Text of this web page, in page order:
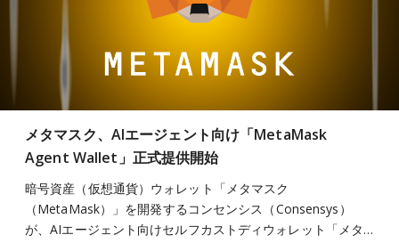
メタマスク、AIエージェント向け「MetaMask
Agent Wallet」正式提供開始
暗号資産（仮想通貨）ウォレット「メタマスク
（MetaMask）」を開発するコンセンシス（Consensys）
が、AIエージェント向けセルフカストディウォレット「メタ…